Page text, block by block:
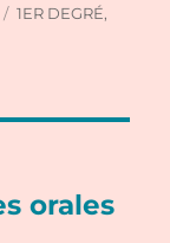
Catégories
1ER DEGRÉ,
orales